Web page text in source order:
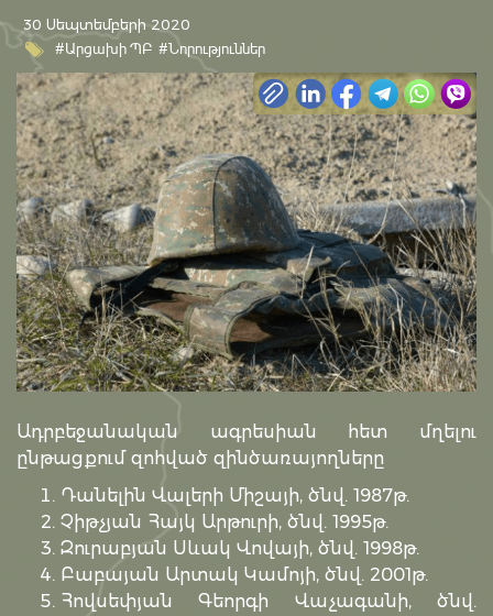
30 Սեպտեմբերի 2020
#Արցախի ՊԲ #Նորություններ
Ադրբեջանական ագրեսիան հետ մղելու
ընթացքում զոհված զինծառայողները
Դանելին Վալերի Միշայի, ծնվ. 1987թ.
Չիթչյան Հայկ Արթուրի, ծնվ. 1995թ.
Զուրաբյան Սևակ Վովայի, ծնվ. 1998թ.
Բաբայան Արտակ Կամոյի, ծնվ. 2001թ.
Հովսեփյան Գեորգի Վաչագանի, ծնվ.